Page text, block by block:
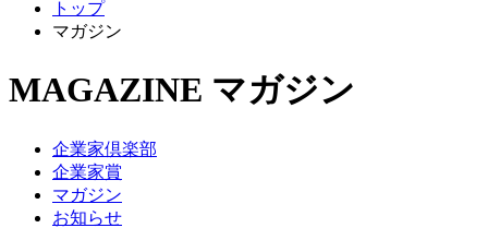
トップ
マガジン
MAGAZINE マガジン
企業家倶楽部
企業家賞
マガジン
お知らせ